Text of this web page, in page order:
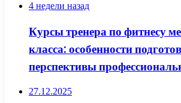
4 недели назад
Курсы тренера по фитнесу
класса: особенности
перспективы
27.12.2025